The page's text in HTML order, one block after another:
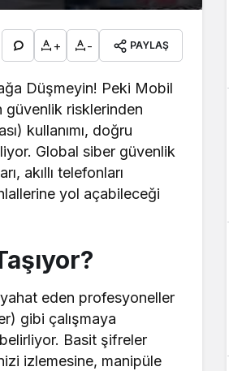
+ - PAYLAŞ
Düşmeyin! Peki Mobil
güvenlik risklerinden
kullanımı, doğru
Global siber güvenlik
akıllı telefonları
yol açabileceği
eden profesyoneller
gibi çalışmaya
belirliyor. Basit şifreler
izlemesine, manipüle